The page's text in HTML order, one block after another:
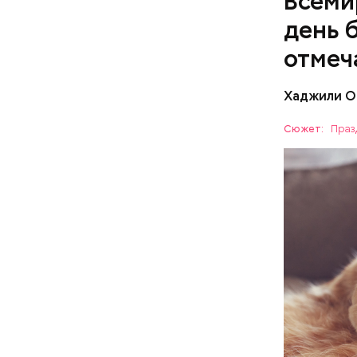
день
Хаджили
Сюжет:
фонд
любовь и